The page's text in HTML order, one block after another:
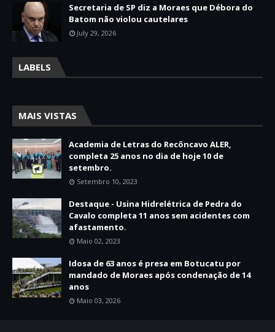
Secretaria de SP diz a Moraes que Débora do
Batom não violou cautelares
July 29, 2026
LABELS
MAIS VISTAS
Academia de Letras do Recôncavo ALER,
completa 25 anos no dia de hoje 10 de
setembro.
Setembro 10, 2023
Destaque - Usina Hidrelétrica de Pedra do
Cavalo completa 11 anos sem acidentes com
afastamento.
Maio 02, 2023
Idosa de 63 anos é presa em Botucatu por
mandado de Moraes após condenação de 14
anos
Maio 03, 2026